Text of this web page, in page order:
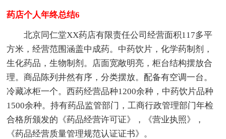
药店个人年终总结6
北京同仁堂XX药店有限责任公司经营面积117多平
方米，经营范围涵盖中成药。中药饮片，化学药制剂，
生化药品，生物制剂。店面宽敞明亮，柜台结构摆放合
理。商品陈列井然有序，分类摆放。配备有空调一台。
冷藏冰柜一个。西药经营品种1200余种，中药饮片品种
1500余种。持有药品监管部门，工商行政管理部门年检
合格所颁发的《药品经营许可证》，《营业执照》，
《药品经营质量管理规范认证证书》。